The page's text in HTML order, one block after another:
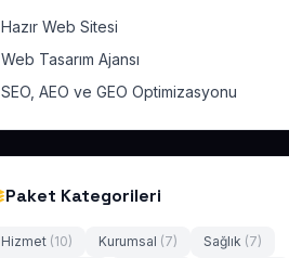
Hazır Web Sitesi
Web Tasarım Ajansı
SEO, AEO ve GEO Optimizasyonu
Paket Kategorileri
Hizmet (10) Kurumsal (7) Sağlık (7)